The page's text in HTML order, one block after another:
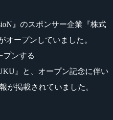
』のスポンサー企業『株式
オープンしていました。
プンする
』と、オープン記念に伴い
が掲載されていました。